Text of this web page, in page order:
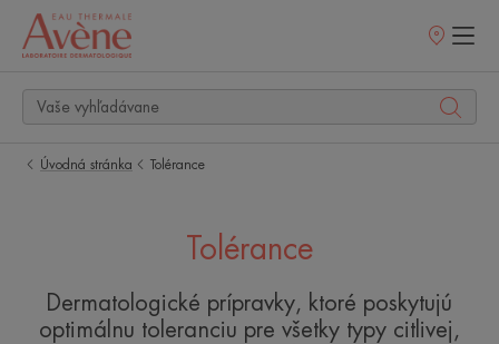
Predajné
Úvodná stránka Tolérance
Tolérance
Dermatologické prípravky, ktoré poskytujú
optimálnu toleranciu pre všetky typy citlivej,